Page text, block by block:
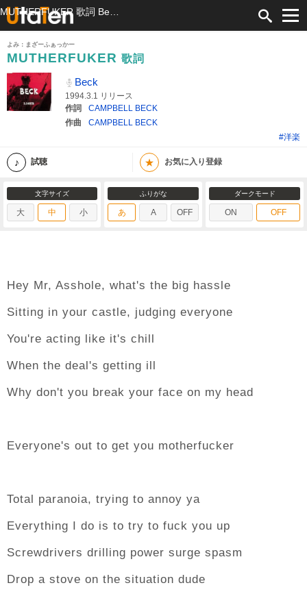
よみ：まざーふぁっかー
MUTHERFUKER 歌詞
Beck
1994.3.1 リリース
作詞
CAMPBELL BECK
作曲
CAMPBELL BECK
#洋楽
試聴 ★ お気に入り登録
文字サイズ
大 中 小
ふりがな
あ A OFF
ダークモード
ON OFF
Hey Mr, Asshole, what's the big hassle
Sitting in your castle, judging everyone
You're acting like it's chill
When the deal's getting ill
Why don't you break your face on my head
Everyone's out to get you motherfucker
Total paranoia, trying to annoy ya
Everything I do is to try to fuck you up
Screwdrivers drilling power surge spasm
Drop a stove on the situation dude